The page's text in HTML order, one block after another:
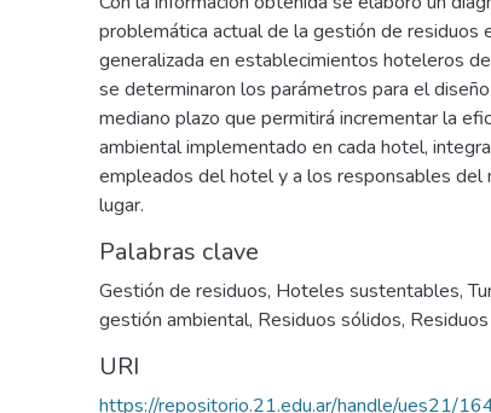
problemática actual de la gestión de residuos
generalizada en establecimientos hoteleros
se determinaron los parámetros para el
mediano plazo que permitirá incrementar la
ambiental implementado en cada hotel,
empleados del hotel y a los responsables del
lugar.
Palabras clave
Gestión de residuos, Hoteles sustentables,
gestión ambiental, Residuos sólidos,
URI
https://repositorio.21.edu.ar/handle/ues21/